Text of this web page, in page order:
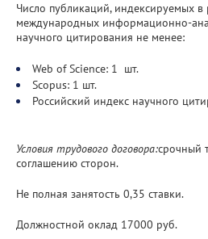
Число публикаций, индексируемых в
международных информационно-
научного цитирования не менее:
Web of Science: 1 шт.
Scopus: 1 шт.
Российский индекс научного
Условия трудового договора:срочный
соглашению сторон.
Не полная занятость 0,35 ставки.
Должностной оклад 17000 руб.